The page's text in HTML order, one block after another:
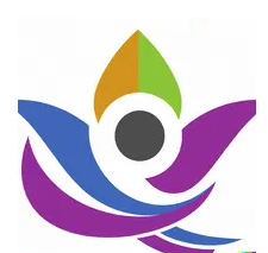
(druk
enter)